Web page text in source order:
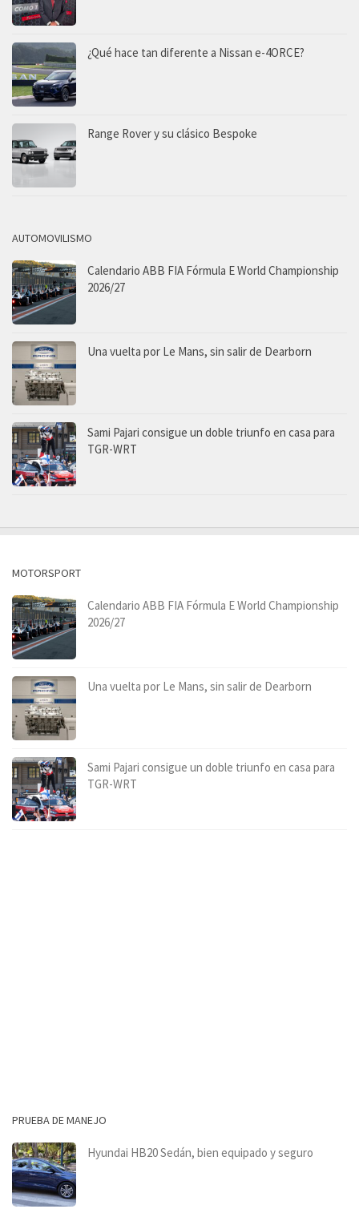
¿Qué hace tan diferente a Nissan e-4ORCE?
Range Rover y su clásico Bespoke
AUTOMOVILISMO
Calendario ABB FIA Fórmula E World Championship
2026/27
Una vuelta por Le Mans, sin salir de Dearborn
Sami Pajari consigue un doble triunfo en casa para
TGR-WRT
MOTORSPORT
Calendario ABB FIA Fórmula E World Championship
2026/27
Una vuelta por Le Mans, sin salir de Dearborn
Sami Pajari consigue un doble triunfo en casa para
TGR-WRT
PRUEBA DE MANEJO
Hyundai HB20 Sedán, bien equipado y seguro